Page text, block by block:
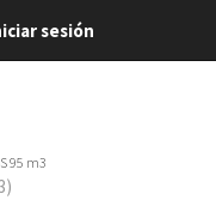
sesión
95 m3